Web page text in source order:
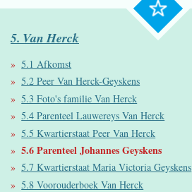
5. Van Herck
5.1 Afkomst
5.2 Peer Van Herck-Geyskens
5.3 Foto's familie Van Herck
5.4 Parenteel Lauwereys Van Herck
5.5 Kwartierstaat Peer Van Herck
5.6 Parenteel Johannes Geyskens
5.7 Kwartierstaat Maria Victoria Geyskens
5.8 Voorouderboek Van Herck